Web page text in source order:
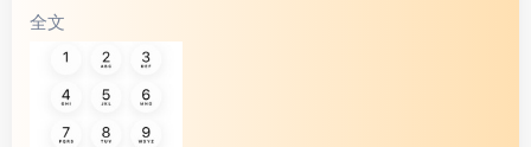
全文